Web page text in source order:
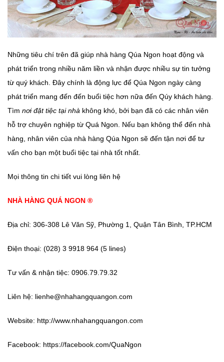
Những tiêu chí trên đã giúp nhà hàng Qúa Ngon hoạt động và
phát triển trong nhiều năm liền và nhận được nhiều sự tin tưởng
từ quý khách. Đây chính là động lực để Qúa Ngon ngày càng
phát triển mang đến đến buổi tiệc hơn nữa đến Qúy khách hàng.
Tìm nơi đặt tiệc tại nhà không khó, bởi bạn đã có các nhân viên
hỗ trợ chuyên nghiệp từ Quá Ngon. Nếu bạn không thể đến nhà
hàng, nhân viên của nhà hàng Qúa Ngon sẽ đến tận nơi để tư
vấn cho bạn một buổi tiệc tại nhà tốt nhất.
Mọi thông tin chi tiết vui lòng liên hệ
NHÀ HÀNG QUÁ NGON ®
Địa chỉ: 306-308 Lê Văn Sỹ, Phường 1, Quận Tân Bình, TP.HCM
Điện thoại: (028) 3 9918 964 (5 lines)
Tư vấn & nhận tiệc: 0906.79.79.32
Liên hệ: lienhe@nhahangquangon.com
Website: http://www.nhahangquangon.com
Facebook: https://facebook.com/QuaNgon